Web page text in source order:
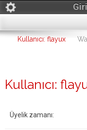
Kullanıcı: flayux Wall
Kullanıcı:
Üyelik zamanı: